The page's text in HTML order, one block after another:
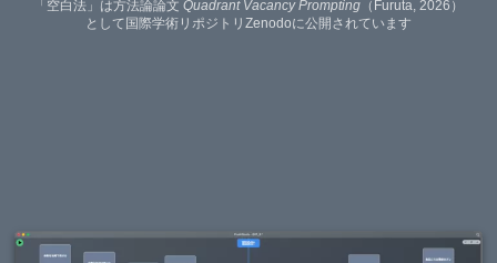
「空白法」は方法論論文 Quadrant Vacancy Prompting （Furuta, 2026）
として国際学術リポジトリZenodoに公開されています